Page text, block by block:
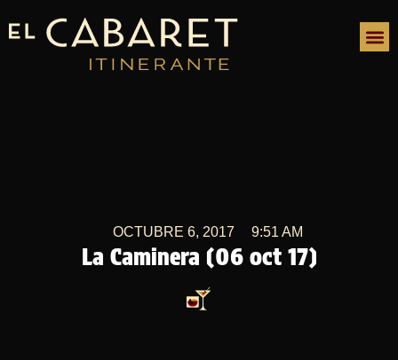
La Caminera (06 oct 17)
OCTUBRE 6, 2017 9:51 AM